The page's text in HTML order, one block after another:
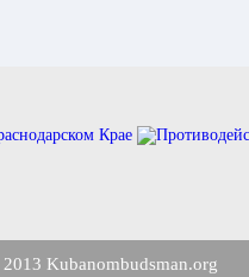
Kubanombudsman.org